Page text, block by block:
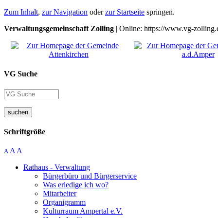
Zum Inhalt, zur Navigation oderzur Startseite springen.
Verwaltungsgemeinschaft Zolling | Online: https://www.vg-
VG Suche
suchen
Schriftgröße
A A A
Rathaus - Verwaltung
Bürgerbüro und Bürgerservice
Was erledige ich wo?
Mitarbeiter
Organigramm
Kulturraum Ampertal e.V.